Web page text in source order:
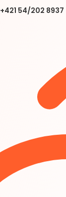
+421 54/202 8937